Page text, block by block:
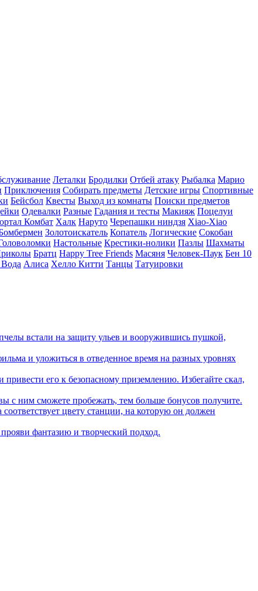
Леталки Бродилки Отбей атаку Рыбалка Марио
Приключения Собирать предметы Детские игры Спортивные
Бейсбол Квесты Выход из комнаты Поиски предметов
Одевалки Разные Гадания и тесты Макияж Поцелуи
Комбат Халк Наруто Черепашки ниндзя Xiao-Xiao
Золотоискатель Копатель Логические Сокобан
Настольные Крестики-нолики Пазлы Шахматы
Братц Happy Tree Friends Масяня Человек-Паук Бен 10
Алиса Хелло Китти Танцы Татуировки